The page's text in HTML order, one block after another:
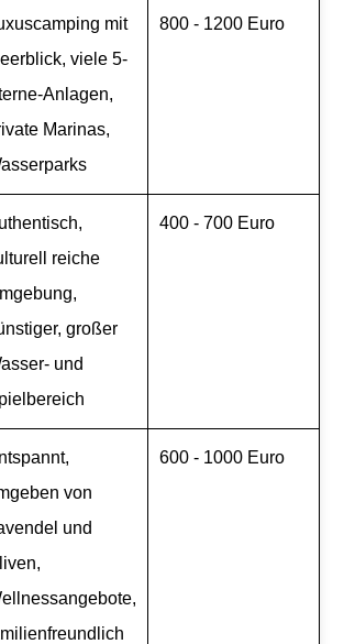
mit
viele 5-
Anlagen,
Marinas,
800 - 1200 Euro
reiche
großer
und
400 - 700 Euro
von
und
600 - 1000 Euro